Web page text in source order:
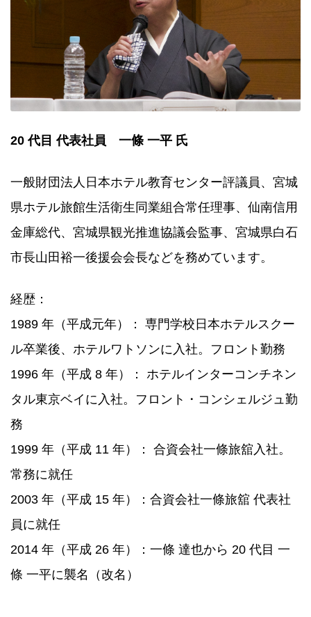
20 代目 代表社員 一條 一平 氏
一般財団法人日本ホテル教育センター評議員、宮城
県ホテル旅館生活衛生同業組合常任理事、仙南信用
金庫総代、宮城県観光推進協議会監事、宮城県白石
市長山田裕一後援会会長などを務めています。
経歴：
1989 年（平成元年）： 専門学校日本ホテルスクー
ル卒業後、ホテルワトソンに入社。フロント勤務
1996 年（平成 8 年）： ホテルインターコンチネン
タル東京ベイに入社。フロント・コンシェルジュ勤
務
1999 年（平成 11 年）： 合資会社一條旅舘入社。
常務に就任
2003 年（平成 15 年）：合資会社一條旅舘 代表社
員に就任
2014 年（平成 26 年）：一條 達也から 20 代目 一
條 一平に襲名（改名）